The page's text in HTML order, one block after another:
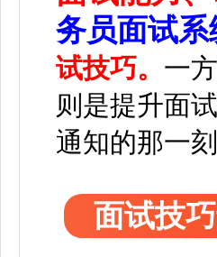
务员面试系
试技巧。 一
则是提升面
通知的那一
面试技